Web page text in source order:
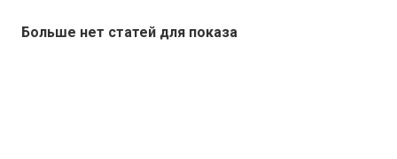
Больше нет статей для показа